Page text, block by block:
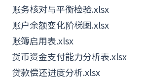
账务核对与平衡检验.xlsx
账户余额变化阶梯图.xlsx
账簿启用表.xlsx
货币资金支付能力分析表.xlsx
贷款偿还进度分析.xlsx